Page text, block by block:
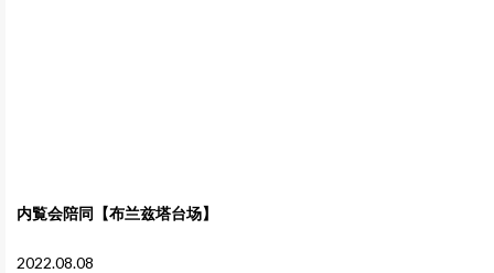
内覧会陪同【布兰兹塔台场】
2022.08.08